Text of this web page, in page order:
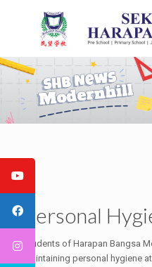
Personal
Students of Harapan Bangsa
Maintaining personal hygiene